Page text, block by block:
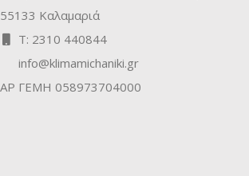
55133 Καλαμαριά
Τ: 2310 440844
info@klimamichaniki.gr
ΑΡ ΓΕΜΗ 058973704000